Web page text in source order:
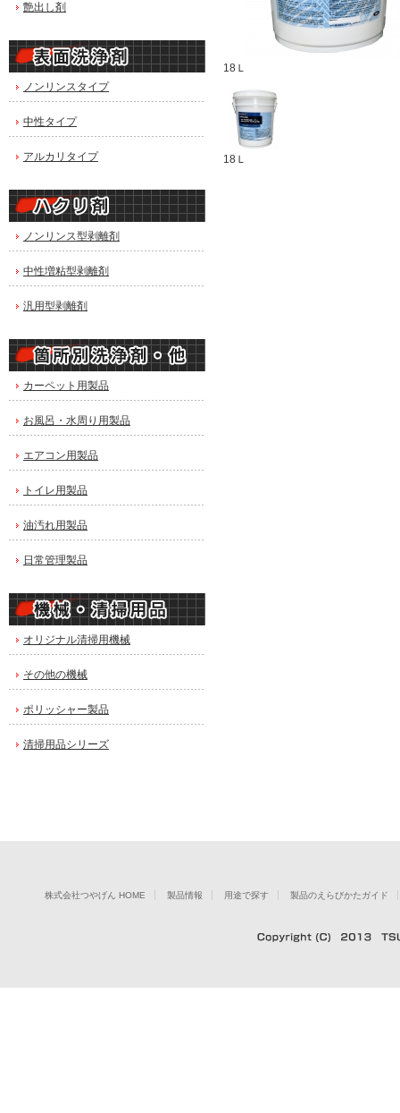
艶出し剤
ノンリンスタイプ
中性タイプ
アルカリタイプ
ノンリンス型剥離剤
中性増粘型剥離剤
汎用型剥離剤
カーペット用製品
お風呂・水周り用製品
エアコン用製品
トイレ用製品
油汚れ用製品
日常管理製品
オリジナル清掃用機械
その他の機械
ポリッシャー製品
清掃用品シリーズ
18Ｌ
18Ｌ
株式会社つやげん HOME 製品情報 用途で探す 製品のえらびかたガイド